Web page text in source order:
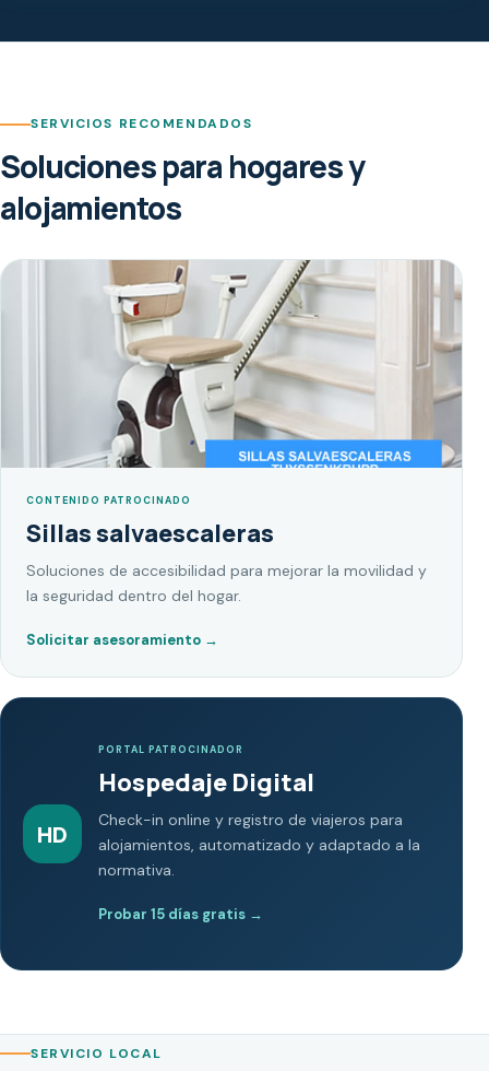
SERVICIOS RECOMENDADOS
Soluciones para hogares y
alojamientos
CONTENIDO PATROCINADO
Sillas salvaescaleras
Soluciones de accesibilidad para mejorar la movilidad y
la seguridad dentro del hogar.
Solicitar asesoramiento →
HD
PORTAL PATROCINADOR
Hospedaje Digital
Check-in online y registro de viajeros para
alojamientos, automatizado y adaptado a la
normativa.
Probar 15 días gratis →
SERVICIO LOCAL